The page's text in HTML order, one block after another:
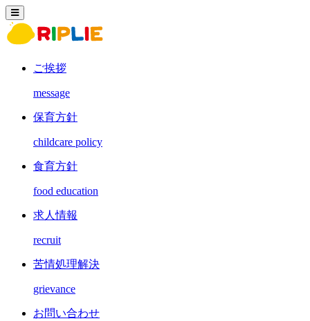
ご挨拶
message
保育方針
childcare policy
食育方針
food education
求人情報
recruit
苦情処理解決
grievance
お問い合わせ